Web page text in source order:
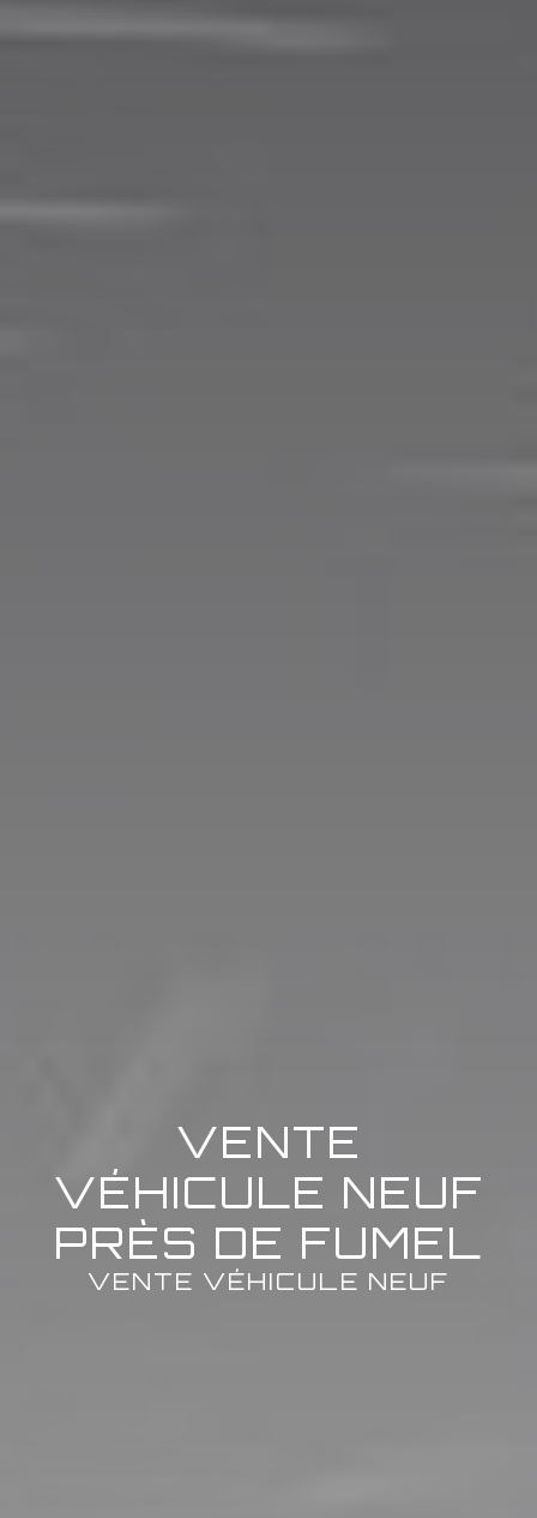
VENTE
VÉHICULE NEUF
PRÈS DE FUMEL
VENTE VÉHICULE NEUF